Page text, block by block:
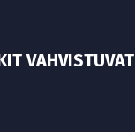
VAHVISTUVAT